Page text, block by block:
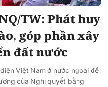
TW: Phát huy
góp phần xây
đất nước
Việt Nam ở nước ngoài đề
của Nghị quyết bằng